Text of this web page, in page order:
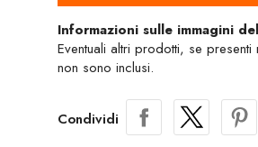
Informazioni sulle immagini
Eventuali altri prodotti, se presenti
non sono inclusi.
Condividi